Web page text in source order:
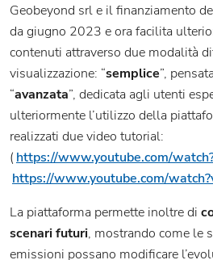
Geobeyond srl e il finanziamento
da giugno 2023 e ora facilita
contenuti attraverso due modalità
visualizzazione: “semplice”,
“avanzata”, dedicata agli utenti
ulteriormente l’utilizzo della
realizzati due video tutorial:
( https://www.youtube.com/
https://www.youtube.com/
La piattaforma permette inoltre di
scenari futuri, mostrando come le
emissioni possano modificare